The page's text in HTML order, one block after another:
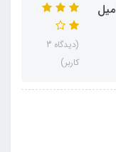
کراتین مو کادیوو فیوس پلاستیکا 1000 میل
(دیدگاه 3
کاربر)